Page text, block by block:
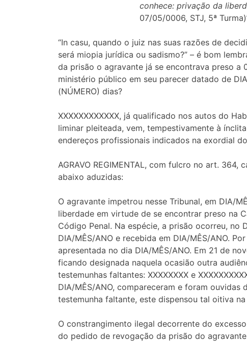
conhece: privação da
07/05/0006, STJ, 5ª
“In casu, quando o juiz nas suas razões de
será miopia jurídica ou sadismo?” – é bom
da prisão o agravante já se encontrava preso a
ministério público em seu parecer datado de
(NÚMERO) dias?
XXXXXXXXXXXX, já qualificado nos autos do
liminar pleiteada, vem, tempestivamente à
endereços profissionais indicados na exordial
AGRAVO REGIMENTAL, com fulcro no art.
abaixo aduzidas:
O agravante impetrou nesse Tribunal, em DIA/
liberdade em virtude de se encontrar preso na
Código Penal. Na espécie, a prisão ocorreu,
DIA/MÊS/ANO e recebida em DIA/MÊS/ANO.
apresentada no dia DIA/MÊS/ANO. Em 21 de
ficando designada naquela ocasião outra
testemunhas faltantes: XXXXXXXX e
DIA/MÊS/ANO, compareceram e foram
testemunha faltante, este dispensou tal oitiva
O constrangimento ilegal decorrente do
do pedido de revogação da prisão do